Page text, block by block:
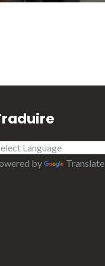
by Translate